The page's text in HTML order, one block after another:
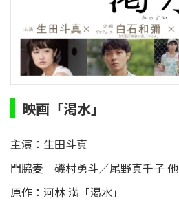
映画「渇水」
主演：生田斗真
門脇麦 磯村勇斗／尾野真千子 他
原作：河林 満「渇水」